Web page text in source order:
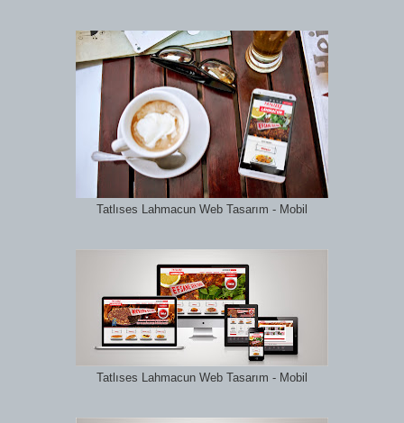
Tatlıses Lahmacun Web Tasarım - Mobil
Tatlıses Lahmacun Web Tasarım - Mobil